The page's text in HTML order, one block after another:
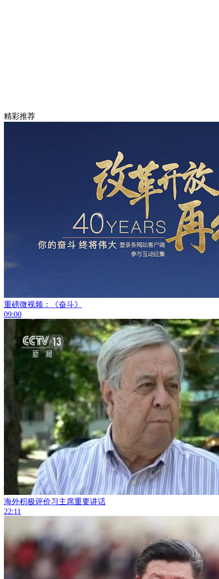
精彩推荐
重磅微视频：《奋斗》
09:00
海外积极评价习主席重要讲话
22:11